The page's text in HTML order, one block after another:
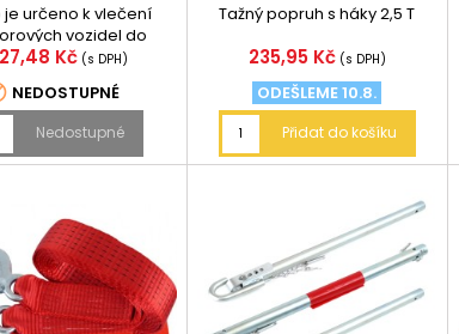
je určeno k vlečení
vozidel do
hmotnosti 3500 kg.
háky z kovu,...
Kč (s DPH)
NEDOSTUPNÉ
Nedostupné
Tažný popruh s háky 2,5 T
Cena
235,95 Kč (s DPH)
ODEŠLEME 10.8.
Přidat do košíku